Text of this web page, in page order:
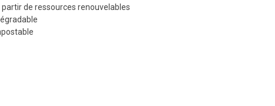
partir de ressources renouvelables